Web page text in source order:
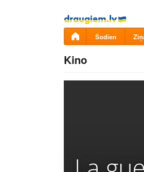
Pāriet
uz
saturu
Šodien
Kino